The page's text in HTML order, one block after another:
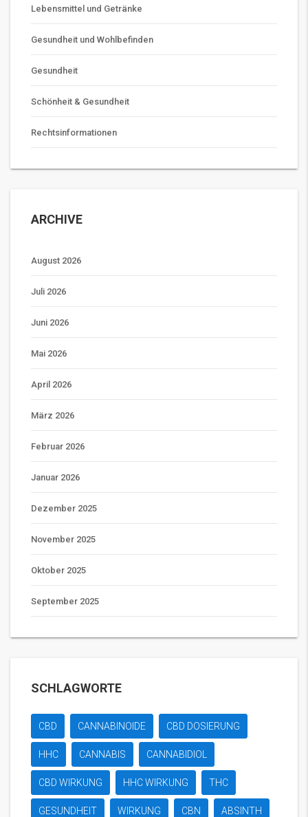
Lebensmittel und Getränke
Gesundheit und Wohlbefinden
Gesundheit
Schönheit & Gesundheit
Rechtsinformationen
ARCHIVE
August 2026
Juli 2026
Juni 2026
Mai 2026
April 2026
März 2026
Februar 2026
Januar 2026
Dezember 2025
November 2025
Oktober 2025
September 2025
SCHLAGWORTE
CBD CANNABINOIDE CBD DOSIERUNG
HHC CANNABIS CANNABIDIOL
CBD WIRKUNG HHC WIRKUNG THC
GESUNDHEIT WIRKUNG CBN ABSINTH